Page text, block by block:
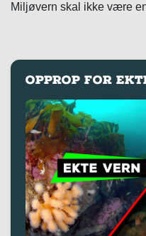
Miljøvern skal ikke være
OPPROP FOR